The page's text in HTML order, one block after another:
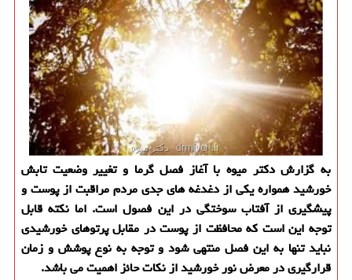
به گزارش دكتر میوه با آغاز فصل گرما و تغییر وضعیت تابش
خورشید همواره یكی از دغدغه های جدی مردم مراقبت از پوست و
پیشگیری از آفتاب سوختگی در این فصول است. اما نكته قابل
توجه این است كه محافظت از پوست در مقابل پرتوهای خورشیدی
نباید تنها به این فصل منتهی شود و توجه به نوع پوشش و زمان
قرارگیری در معرض نور خورشید از نكات حائز اهمیت می باشد.